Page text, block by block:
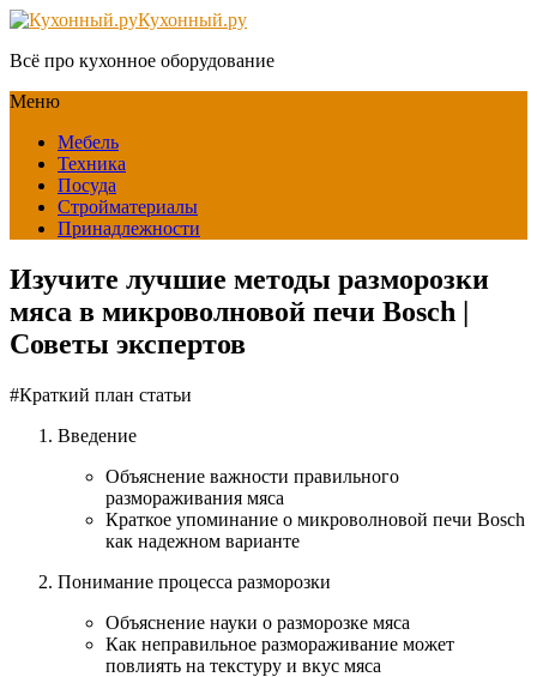
Кухонный.ру
Всё про кухонное оборудование
Меню
Мебель
Техника
Посуда
Стройматериалы
Принадлежности
Изучите лучшие методы разморозки
мяса в микроволновой печи Bosch |
Советы экспертов
#Краткий план статьи
Введение
Объяснение важности правильного
размораживания мяса
Краткое упоминание о микроволновой печи Bosch
как надежном варианте
Понимание процесса разморозки
Объяснение науки о разморозке мяса
Как неправильное размораживание может
повлиять на текстуру и вкус мяса